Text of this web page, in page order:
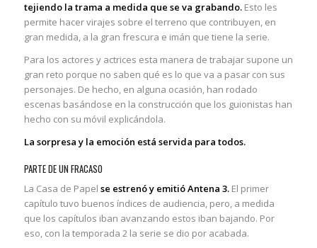
tejiendo la trama a medida que se va grabando.Esto les
permite hacer virajes sobre el terreno que contribuyen, en
gran medida, a la gran frescura e imán que tiene la serie.
Para los actores y actrices esta manera de trabajar supone un
gran reto porque no saben qué es lo que va a pasar con sus
personajes. De hecho, en alguna ocasión, han rodado
escenas basándose en la construcción que los guionistas han
hecho con su móvil explicándola.
La sorpresa y la emoción está servida para todos.
PARTE DE UN FRACASO
La Casa de Papel se estrenó y emitió Antena 3.El primer
capítulo tuvo buenos índices de audiencia, pero, a medida
que los capítulos iban avanzando estos iban bajando. Por
eso, con la temporada 2 la serie se dio por acabada.